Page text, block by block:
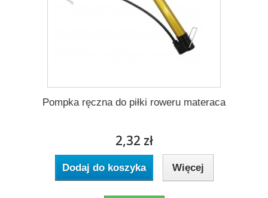
Pompka ręczna do piłki roweru materaca
2,32 zł
Dodaj do koszyka Więcej